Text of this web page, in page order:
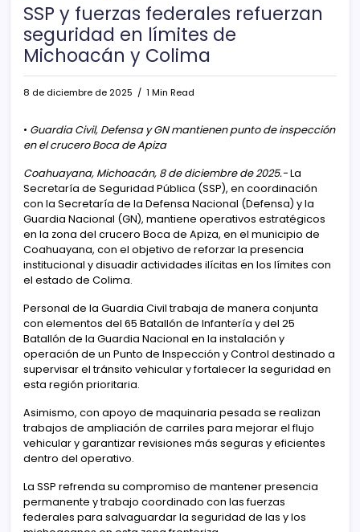
SSP y fuerzas federales refuerzan
seguridad en límites de
Michoacán y Colima
8 de diciembre de 2025 1 Min Read
• Guardia Civil, Defensa y GN mantienen punto de inspección
en el crucero Boca de Apiza
Coahuayana, Michoacán, 8 de diciembre de 2025.-La
Secretaría de Seguridad Pública (SSP), en coordinación
con la Secretaría de la Defensa Nacional (Defensa) y la
Guardia Nacional (GN), mantiene operativos estratégicos
en la zona del crucero Boca de Apiza, en el municipio de
Coahuayana, con el objetivo de reforzar la presencia
institucional y disuadir actividades ilícitas en los límites con
el estado de Colima.
Personal de la Guardia Civil trabaja de manera conjunta
con elementos del 65 Batallón de Infantería y del 25
Batallón de la Guardia Nacional en la instalación y
operación de un Punto de Inspección y Control destinado a
supervisar el tránsito vehicular y fortalecer la seguridad en
esta región prioritaria.
Asimismo, con apoyo de maquinaria pesada se realizan
trabajos de ampliación de carriles para mejorar el flujo
vehicular y garantizar revisiones más seguras y eficientes
dentro del operativo.
La SSP refrenda su compromiso de mantener presencia
permanente y trabajo coordinado con las fuerzas
federales para salvaguardar la seguridad de las y los